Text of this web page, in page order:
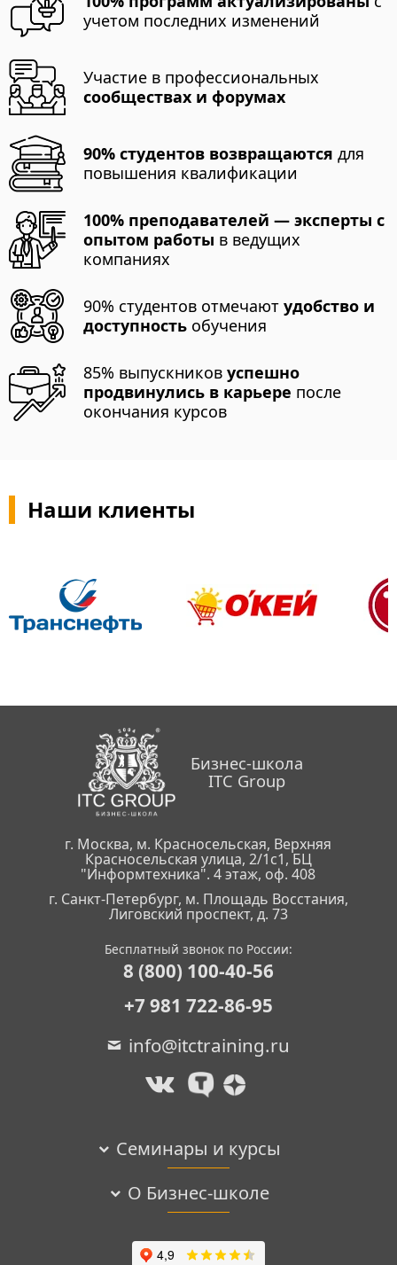
учетом последних изменений
Участие в профессиональных
сообществах и форумах
90% студентов возвращаются для
повышения квалификации
100% преподавателей — эксперты с
опытом работы в ведущих
компаниях
90% студентов отмечаютудобство и
доступность обучения
85% выпускниковуспешно
продвинулись в карьере после
окончания курсов
Наши клиенты
Бизнес-школа
ITC Group
г. Москва, м. Красносельская, Верхняя
Красносельская улица, 2/1с1, БЦ
"Информтехника". 4 этаж, оф. 408
г. Санкт-Петербург, м. Площадь Восстания,
Лиговский проспект, д. 73
Бесплатный звонок по России:
8 (800) 100-40-56
+7 981 722-86-95
info@itctraining.ru
Семинары и курсы
О Бизнес-школе